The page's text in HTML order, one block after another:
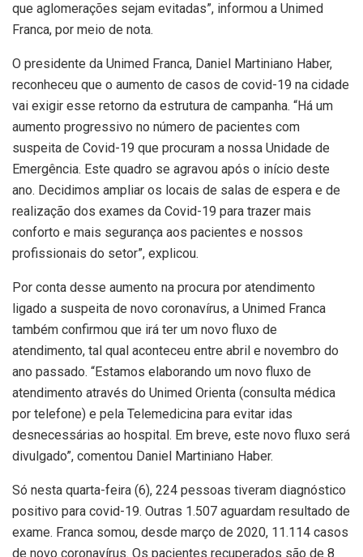
que aglomerações sejam evitadas”, informou a Unimed
Franca, por meio de nota.
O presidente da Unimed Franca, Daniel Martiniano Haber,
reconheceu que o aumento de casos de covid-19 na cidade
vai exigir esse retorno da estrutura de campanha. “Há um
aumento progressivo no número de pacientes com
suspeita de Covid-19 que procuram a nossa Unidade de
Emergência. Este quadro se agravou após o início deste
ano. Decidimos ampliar os locais de salas de espera e de
realização dos exames da Covid-19 para trazer mais
conforto e mais segurança aos pacientes e nossos
profissionais do setor”, explicou.
Por conta desse aumento na procura por atendimento
ligado a suspeita de novo coronavírus, a Unimed Franca
também confirmou que irá ter um novo fluxo de
atendimento, tal qual aconteceu entre abril e novembro do
ano passado. “Estamos elaborando um novo fluxo de
atendimento através do Unimed Orienta (consulta médica
por telefone) e pela Telemedicina para evitar idas
desnecessárias ao hospital. Em breve, este novo fluxo será
divulgado”, comentou Daniel Martiniano Haber.
Só nesta quarta-feira (6), 224 pessoas tiveram diagnóstico
positivo para covid-19. Outras 1.507 aguardam resultado de
exame. Franca somou, desde março de 2020, 11.114 casos
de novo coronavírus. Os pacientes recuperados são de 8